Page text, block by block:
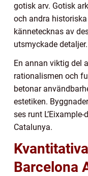
gotisk arv. Gotisk
och andra
kännetecknas av
utsmyckade detaljer.
En annan viktig del
rationalismen och
betonar
estetiken.
ses runt
Catalunya.
Barcelona